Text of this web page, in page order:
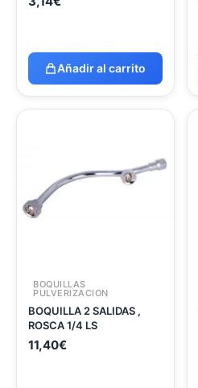
Añadir al carrito
BOQUILLAS
PULVERIZACION
BOQUILLA 2 SALIDAS ,
ROSCA 1/4 LS
11,40€